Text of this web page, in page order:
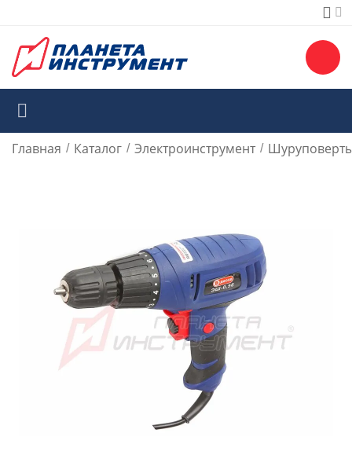
Главная / Каталог / Электроинструмент /